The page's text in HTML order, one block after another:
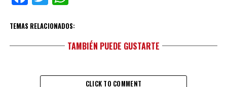
TEMAS RELACIONADOS:
TAMBIÉN PUEDE GUSTARTE
CLICK TO COMMENT